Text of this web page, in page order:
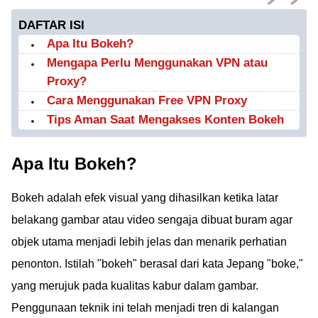
DAFTAR ISI
Apa Itu Bokeh?
Mengapa Perlu Menggunakan VPN atau
Proxy?
Cara Menggunakan Free VPN Proxy
Tips Aman Saat Mengakses Konten Bokeh
Apa Itu Bokeh?
Bokeh adalah efek visual yang dihasilkan ketika latar
belakang gambar atau video sengaja dibuat buram agar
objek utama menjadi lebih jelas dan menarik perhatian
penonton. Istilah "bokeh" berasal dari kata Jepang "boke,"
yang merujuk pada kualitas kabur dalam gambar.
Penggunaan teknik ini telah menjadi tren di kalangan